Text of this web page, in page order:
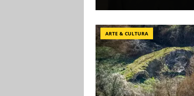
ARTE & CULTURA